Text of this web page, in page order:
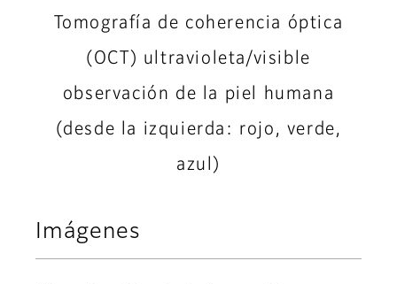
Tomografía de coherencia óptica
(OCT) ultravioleta/visible
observación de la piel humana
(desde la izquierda: rojo, verde,
azul)
Imágenes